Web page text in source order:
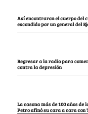
Así encontraron el cuerpo del
escondido por un general del
Regresar a la radio para
contra la depresión
La casona más de 100 años
Petro afinó su cara a cara con